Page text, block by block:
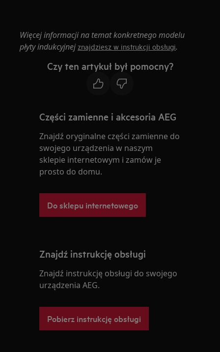
Więcej informacji na temat konkretnego modelu
płyty indukcyjnejznajdziesz w instrukcji obsługi.
Czy ten artykuł był pomocny?
Części zamienne i akcesoria AEG
Znajdź oryginalne części zamienne do
swojego urządzenia w naszym
sklepie internetowym i zamów je
prosto do domu.
Do sklepu internetowego
Znajdź instrukcję obsługi
Znajdź instrukcję obsługi do swojego
urządzenia AEG.
Pobierz instrukcję obsługi